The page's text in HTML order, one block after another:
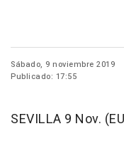
Sábado, 9 noviembre 2019
Publicado: 17:55
SEVILLA 9 Nov.